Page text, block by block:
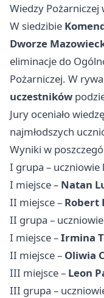
Wiedzy Pożarniczej
W siedzibie
Dworze
eliminacje do
Pożarniczej. W
uczestników
Jury oceniało
najmłodszych
Wyniki w
I grupa – uczniowie
I miejsce – Natan
II miejsce – Robert
II grupa –
I miejsce –Irmina
II miejsce – Oliwia
III miejsce – Leon
III grupa –